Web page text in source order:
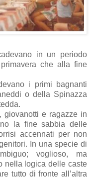
in un periodo
che alla fine
i primi bagnanti
o della Spinazza
giovanotti e ragazze in
la fine sabbia delle
accennati per non
In una specie di
voglioso, ma
nella logica delle caste
tutto di fronte all’altra